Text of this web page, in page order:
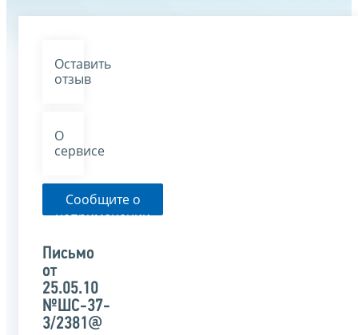
Оставить
отзыв
О
сервисе
Сообщите о
неприменении
органом
письма
Письмо
от
25.05.10
№ШС-37-
3/2381@